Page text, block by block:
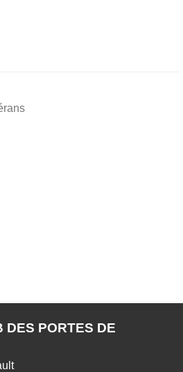
DES PORTES DE